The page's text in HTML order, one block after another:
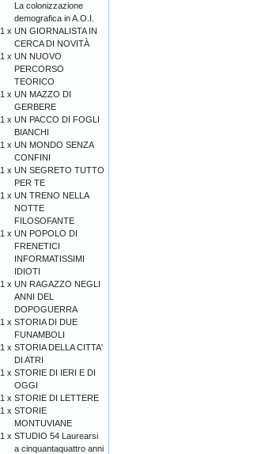
La colonizzazione
demografica in A.O.I.
1 x UN GIORNALISTA IN
CERCA DI NOVITÀ
1 x UN NUOVO
PERCORSO
TEORICO
1 x UN MAZZO DI
GERBERE
1 x UN PACCO DI FOGLI
BIANCHI
1 x UN MONDO SENZA
CONFINI
1 x UN SEGRETO TUTTO
PER TE
1 x UN TRENO NELLA
NOTTE
FILOSOFANTE
1 x UN POPOLO DI
FRENETICI
INFORMATISSIMI
IDIOTI
1 x UN RAGAZZO NEGLI
ANNI DEL
DOPOGUERRA
1 x STORIA DI DUE
FUNAMBOLI
1 x STORIA DELLA CITTA'
DI ATRI
1 x STORIE DI IERI E DI
OGGI
1 x STORIE DI LETTERE
1 x STORIE
MONTUVIANE
1 x STUDIO 54 Laurearsi
a cinquantaquattro anni